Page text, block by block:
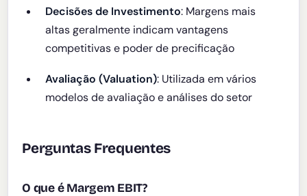
Decisões de Investimento: Margens mais
altas geralmente indicam vantagens
competitivas e poder de precificação
Avaliação (Valuation): Utilizada em vários
modelos de avaliação e análises do setor
Perguntas Frequentes
O que é Margem EBIT?